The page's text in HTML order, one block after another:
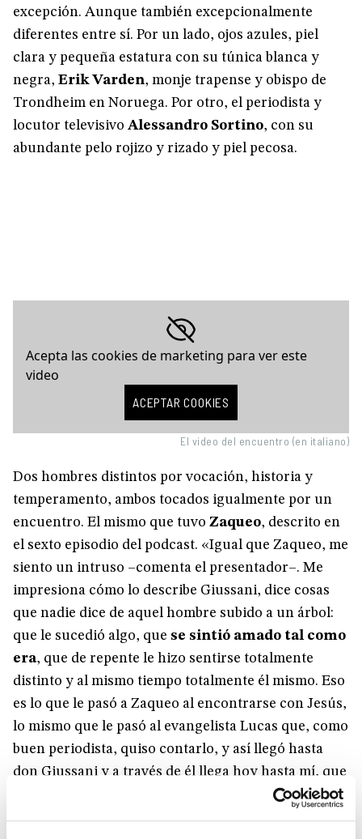
excepción. Aunque también excepcionalmente
diferentes entre sí. Por un lado, ojos azules, piel
clara y pequeña estatura con su túnica blanca y
negra, Erik Varden, monje trapense y obispo de
Trondheim en Noruega. Por otro, el periodista y
locutor televisivo Alessandro Sortino, con su
abundante pelo rojizo y rizado y piel pecosa.
Acepta las cookies de marketing para ver este
video
ACEPTAR COOKIES
El video del encuentro (en italiano)
Dos hombres distintos por vocación, historia y
temperamento, ambos tocados igualmente por un
encuentro. El mismo que tuvo Zaqueo, descrito en
el sexto episodio del podcast. «Igual que Zaqueo, me
siento un intruso –comenta el presentador–. Me
impresiona cómo lo describe Giussani, dice cosas
que nadie dice de aquel hombre subido a un árbol:
que le sucedió algo, que se sintió amado tal como
era, que de repente le hizo sentirse totalmente
distinto y al mismo tiempo totalmente él mismo. Eso
es lo que le pasó a Zaqueo al encontrarse con Jesús,
lo mismo que le pasó al evangelista Lucas que, como
buen periodista, quiso contarlo, y así llegó hasta
don Giussani y a través de él llega hoy hasta mí, que
me he conmovido escuchándolo. La fe es esta
cadena de encuentros que te toca y te mueve. La